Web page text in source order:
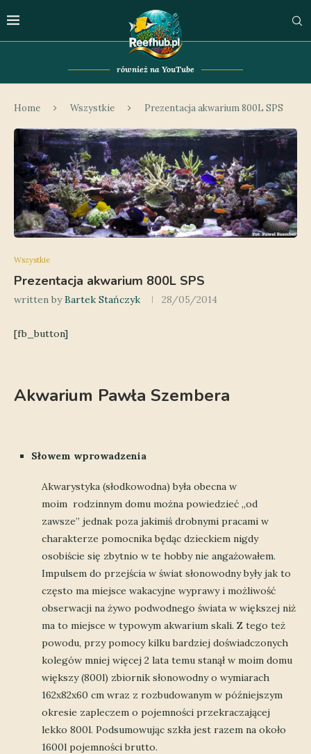
również na YouTube
Home Wszystkie Prezentacja akwarium 800L SPS
Wszystkie
Prezentacja akwarium 800L SPS
written byBartek Stańczyk 28/05/2014
[fb_button]
Akwarium Pawła Szembera
Słowem wprowadzenia
Akwarystyka (słodkowodna) była obecna w
moim rodzinnym domu można powiedzieć „od
zawsze” jednak poza jakimiś drobnymi pracami w
charakterze pomocnika będąc dzieckiem nigdy
osobiście się zbytnio w te hobby nie angażowałem.
Impulsem do przejścia w świat słonowodny były jak to
często ma miejsce wakacyjne wyprawy i możliwość
obserwacji na żywo podwodnego świata w większej niż
ma to miejsce w typowym akwarium skali. Z tego też
powodu, przy pomocy kilku bardziej doświadczonych
kolegów mniej więcej 2 lata temu stanął w moim domu
większy (800l) zbiornik słonowodny o wymiarach
162x82x60 cm wraz z rozbudowanym w późniejszym
okresie zapleczem o pojemności przekraczającej
lekko 800l. Podsumowując szkła jest razem na około
1600l pojemności brutto.